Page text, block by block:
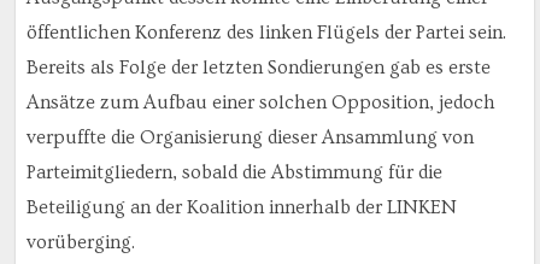
öffentlichen Konferenz des linken Flügels der Partei sein.
Bereits als Folge der letzten Sondierungen gab es erste
Ansätze zum Aufbau einer solchen Opposition, jedoch
verpuffte die Organisierung dieser Ansammlung von
Parteimitgliedern, sobald die Abstimmung für die
Beteiligung an der Koalition innerhalb der LINKEN
vorüberging.